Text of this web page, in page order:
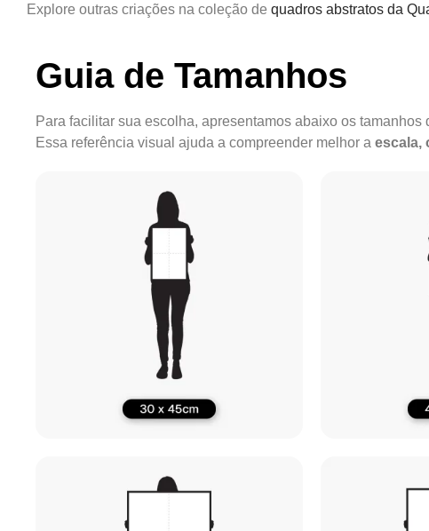
Explore outras criações na coleção de quadros abstratos da
Guia de Tamanhos
Para facilitar sua escolha, apresentamos abaixo os
Essa referência visual ajuda a compreender melhor a escala,